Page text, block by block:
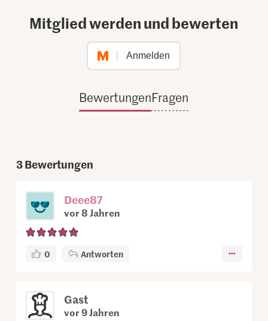
Mitglied werden und bewerten
Anmelden
BewertungenFragen
3Bewertungen
Deee87
vor 8 Jahren
0 Antworten
Gast
vor 9 Jahren